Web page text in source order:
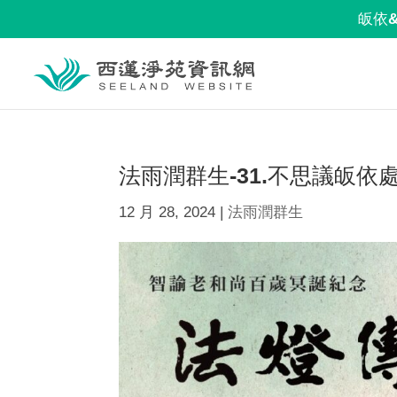
皈依
法雨潤群生-31.不思議皈
12 月 28, 2024 |法雨潤群生